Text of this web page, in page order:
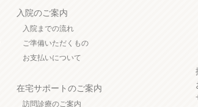
入院のご案内
入院までの流れ
ご準備いただくもの
お支払いについて
在宅サポートのご案内
訪問診療のご案内